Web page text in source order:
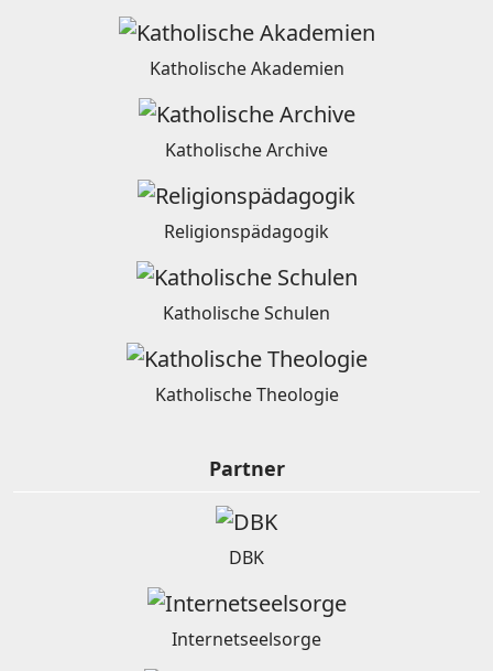
Katholische Akademien
Katholische Archive
Religionspädagogik
Katholische Schulen
Katholische Theologie
Partner
DBK
Internetseelsorge